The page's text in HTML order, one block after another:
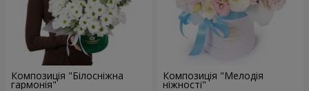
Композиція "Білосніжна
гармонія"
Композиція "Мелодія
ніжності"